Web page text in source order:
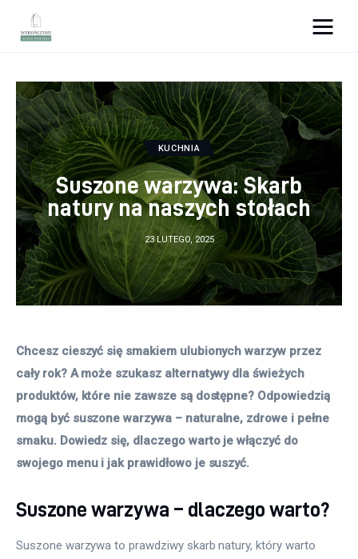
Porady wnętrzarskie
Remont
Kuchnia
Łazienka
Salon
Sypialnia
KUCHNIA
Suszone warzywa: Skarb
natury na naszych stołach
23 LUTEGO, 2025
Chcesz cieszyć się smakiem ulubionych warzyw przez
cały rok? A może szukasz alternatywy dla świeżych
produktów, które nie zawsze są dostępne? Odpowiedzią
mogą być suszone warzywa – naturalne, zdrowe i pełne
smaku. Dowiedz się, dlaczego warto je włączyć do
swojego menu i jak prawidłowo je suszyć.
Suszone warzywa – dlaczego warto?
Suszone warzywa to prawdziwy skarb natury, który warto